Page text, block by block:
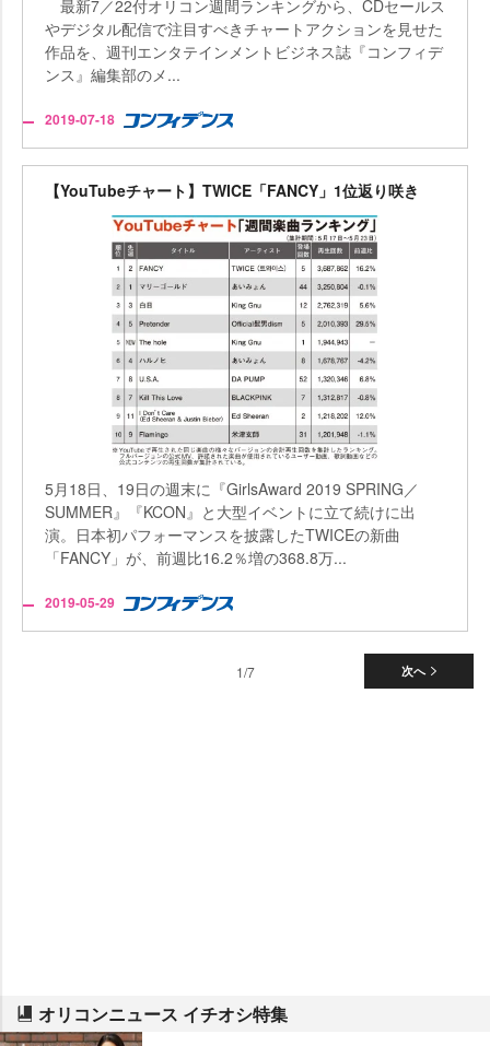
最新7／22付オリコン週間ランキングから、CDセールス
デジタル配信で注目すべきチャートアクションを見せた
作品を、週刊エンタテインメントビジネス誌『コンフィデ
ンス』編集部のメ...
2019-07-18
【YouTubeチャート】TWICE「FANCY」1位返り咲き
5月18日、19日の週末に『GirlsAward 2019 SPRING／
SUMMER』『KCON』と大型イベントに立て続けに出
演。日本初パフォーマンスを披露したTWICEの新曲
「FANCY」が、前週比16.2％増の368.8万...
2019-05-29
次へ
1/7
オリコンニュース イチオシ特集